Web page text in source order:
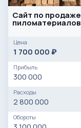
Сайт по продаже
пиломатериалов
Цена
1 700 000 ₽
Прибыль
300 000
Расходы
2 800 000
Обороты